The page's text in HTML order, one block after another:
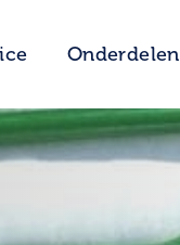
Onderdelen